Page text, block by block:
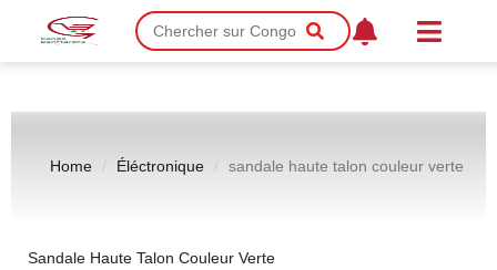
Home Éléctronique sandale haute talon couleur verte
Sandale Haute Talon Couleur Verte